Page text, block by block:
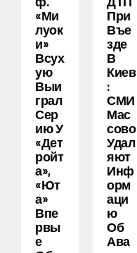
«Ми
Луок
И»
Всух
Ую
Выи
Грал
Сер
Ию У
«Дет
Ройт
А»,
«Ют
А»
Впе
Рвы
Е
При
Въе
Зде
В
Киев
:
СМИ
Мас
Сово
Удал
Яют
Инф
Орм
Аци
Ю
Об
Ава